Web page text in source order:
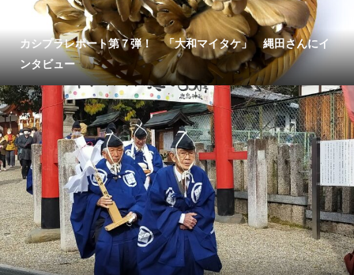
カシプラレポート第７弾！ 「大和マイタケ」 縄田さんにイ
ンタビュー